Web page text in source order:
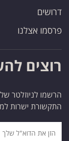
דרושים
פרסמו אצלנו
רוצים
הרשמו לניוזלטר
התקשורת ישרות